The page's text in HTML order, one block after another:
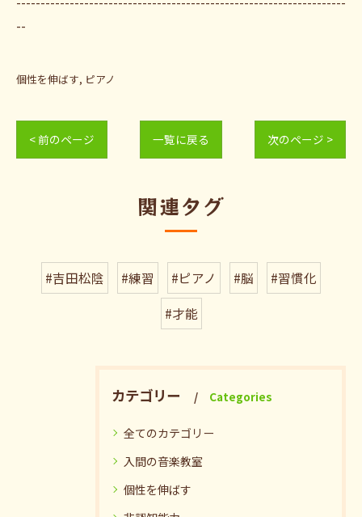
--
個性を伸ばす ピアノ
< 前のページ 一覧に戻る 次のページ >
関連タグ
#吉田松陰 #練習 #ピアノ #脳
#習慣化
#才能
カテゴリー Categories
全てのカテゴリー
入間の音楽教室
個性を伸ばす